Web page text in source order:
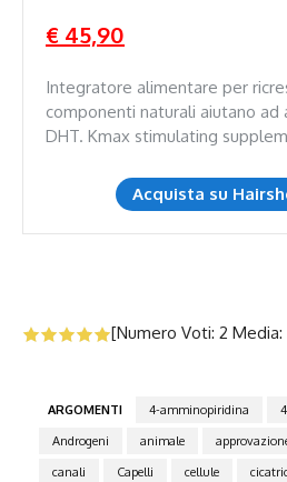
€ 45,90
Integratore alimentare per
componenti naturali aiutano ad
DHT. Kmax stimulating
Acquista su
[Numero Voti: 2 Media:
ARGOMENTI 4-amminopiridina
Androgeni
animale
canali
Capelli cellule